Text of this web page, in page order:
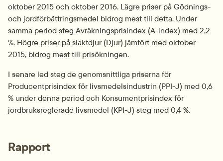
oktober 2015 och oktober 2016. Lägre priser på Gödnings-
och jordförbättringsmedel bidrog mest till detta. Under
samma period steg Avräkningsprisindex (A-index) med 2,2
%. Högre priser på slaktdjur (Djur) jämfört med oktober
2015, bidrog mest till prisökningen.
I senare led steg de genomsnittliga priserna för
Producentprisindex för livsmedelsindustrin (PPI-J) med 0,6
% under denna period och Konsumentprisindex för
jordbruksreglerade livsmedel (KPI-J) steg med 0,4 %.
Rapport